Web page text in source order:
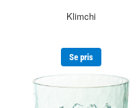
Klimchi
Se pris